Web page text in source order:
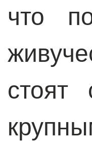
что
стоят